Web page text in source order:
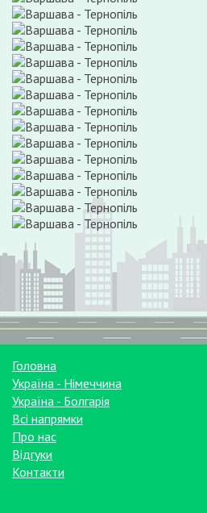
Головна
Україна - Німеччина
Україна - Болгарія
Всі напрямки
Про нас
Відгуки
Контакти